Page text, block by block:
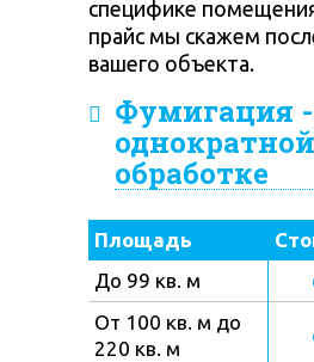
специфике
прайс мы скажем
вашего объекта.
Фумигация
однократной
обработке
Площадь
До 99 кв. м
От 100 кв. м до
220 кв. м